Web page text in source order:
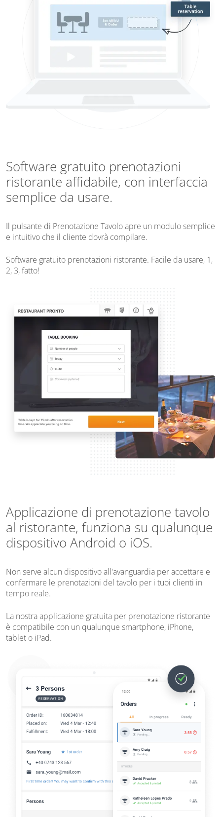
Software gratuito prenotazioni
ristorante affidabile, con interfaccia
semplice da usare.
Il pulsante di Prenotazione Tavolo apre un modulo semplice
e intuitivo che il cliente dovrà compilare.
Software gratuito prenotazioni ristorante. Facile da usare, 1,
2, 3, fatto!
Applicazione di prenotazione tavolo
al ristorante, funziona su qualunque
dispositivo Android o iOS.
Non serve alcun dispositivo all'avanguardia per accettare e
confermare le prenotazioni del tavolo per i tuoi clienti in
tempo reale.
La nostra applicazione gratuita per prenotazione ristorante
è compatibile con un qualunque smartphone, iPhone,
tablet o iPad.